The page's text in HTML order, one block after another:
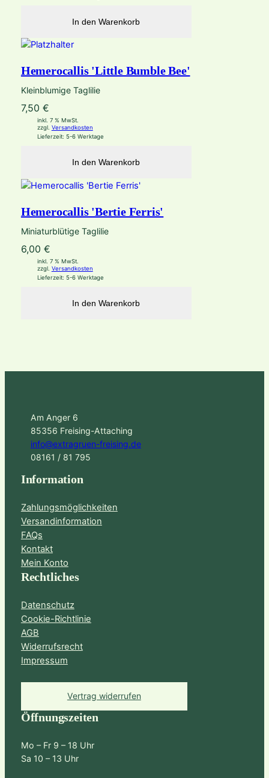
In den Warenkorb
Hemerocallis 'Little Bumble Bee'
Kleinblumige Taglilie
7,50 €
inkl. 7 % MwSt.
zzgl. Versandkosten
Lieferzeit: 5-6 Werktage
In den Warenkorb
Hemerocallis 'Bertie Ferris'
Miniaturblütige Taglilie
6,00 €
inkl. 7 % MwSt.
zzgl. Versandkosten
Lieferzeit: 5-6 Werktage
In den Warenkorb
Am Anger 6
85356 Freising-Attaching
info@extragruen-freising.de
08161 / 81 795
Information
Zahlungsmöglichkeiten
Versandinformation
FAQs
Kontakt
Mein Konto
Rechtliches
Datenschutz
Cookie-Richtlinie
AGB
Widerrufsrecht
Impressum
Vertrag widerrufen
Öffnungszeiten
Mo – Fr 9 – 18 Uhr
Sa 10 – 13 Uhr